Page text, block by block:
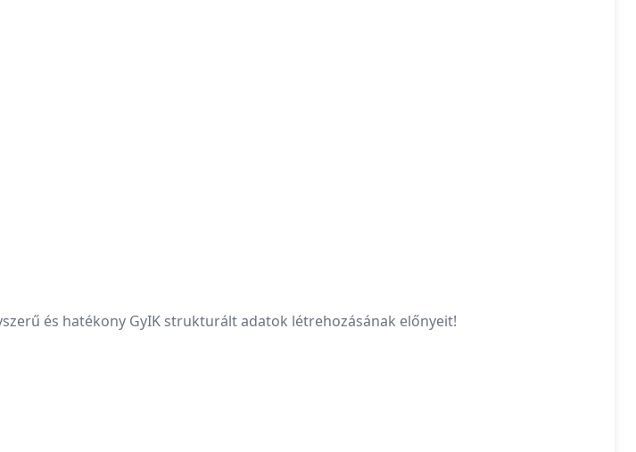
és hatékony GyIK strukturált adatok létrehozásának előnyeit!